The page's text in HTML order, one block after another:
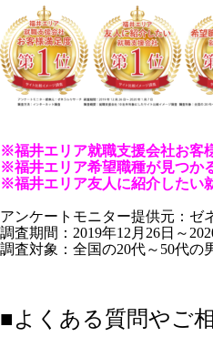
※福井エリア就職支援会社お客
※福井エリア希望職種が見つか
※福井エリア友人に紹介したい
アンケートモニター提供元：ゼ
調査期間：2019年12月26日～
調査対象：全国の20代～50代の
■よくある質問やご